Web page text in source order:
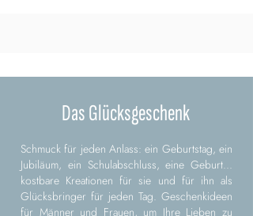
Das Glücksgeschenk
Schmuck für jeden Anlass: ein Geburtstag, ein
Jubiläum, ein Schulabschluss, eine Geburt...
kostbare Kreationen für sie und für ihn als
Glücksbringer für jeden Tag. Geschenkideen
für Männer und Frauen, um Ihre Lieben zu